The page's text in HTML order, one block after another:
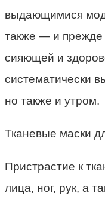
выдающимися
также — и прежде
сияющей и
систематически
но также и утром.
Тканевые маски
Пристрастие к
лица, ног, рук, а